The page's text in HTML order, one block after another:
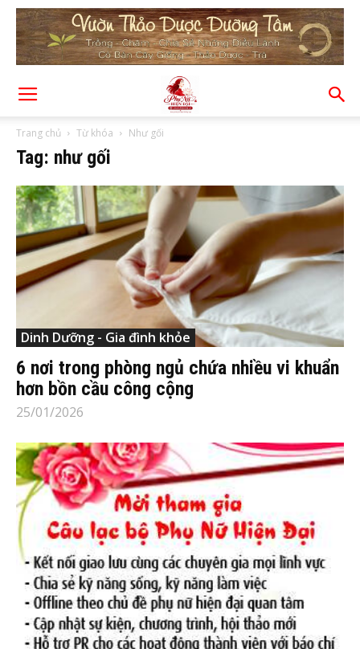
Trang chủ Từ khóa Như gối
Tag: như gối
Dinh Dưỡng - Gia đình khỏe
6 nơi trong phòng ngủ chứa nhiều vi khuẩn
hơn bồn cầu công cộng
25/01/2026